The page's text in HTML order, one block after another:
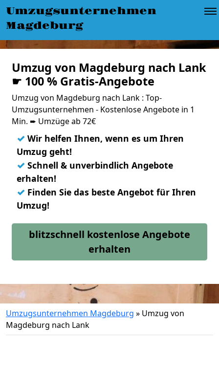
Umzugsunternehmen
Magdeburg
Umzug von Magdeburg nach Lank
☛ 100 % Gratis-Angebote
Umzug von Magdeburg nach Lank : Top-
Umzugsunternehmen - Kostenlose Angebote in 1
Min. ➨ Umzüge ab 72€
✓ Wir helfen Ihnen, wenn es um Ihren
Umzug geht!
✓ Schnell & unverbindlich Angebote
erhalten!
✓ Finden Sie das beste Angebot für Ihren
Umzug!
blitzschnell kostenlose Angebote
erhalten
Umzugsunternehmen Magdeburg » Umzug von
Magdeburg nach Lank